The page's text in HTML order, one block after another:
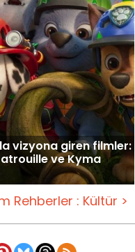
vizyona giren filmler:
ve Kyma
Rehberler : Kültür >